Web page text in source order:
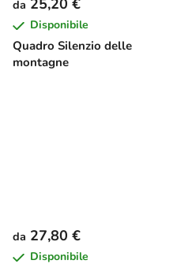
Quadro Silenzio delle
montagne
da 25,20 €
Disponibile
da 27,80 €
Disponibile